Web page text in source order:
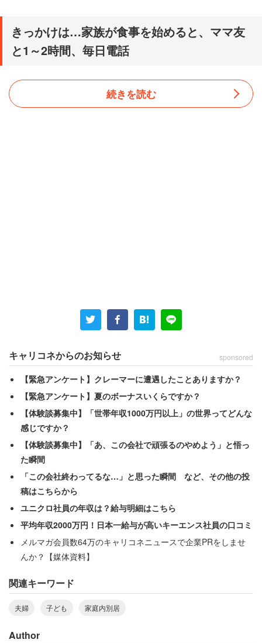
きっかけは…家族が食事を始めると、ママ友
と1～2時間、毎日電話
「夕食の準備が終わり、私と子供が食事をし始めるとママ
もなく、毎日のように話続けていました」
家庭生活を無視するような妻の行動を、夫として注意しな
いわけには行かなかっただろう。
「ある日、たまりかねて『相手も食事時で迷惑になるのと
食事が終わってから電話をしたら』と言ったことがキッカ
ケで大喧嘩になりました」
「そこから、妻に無視されるようになり、何度も離婚しよ
うと考え、19年余りが経ちました。夫婦の関係は完全に破
綻しています」
驚くことに妻の機嫌は20年近く経っても戻らなかったの
様で……
む、タバコ吸う、洗い物はシンクが、いっぱい貯まるまで
続きを読む
キャリコネからのお知らせ sponsored
【緊急アンケート】クレーマーに遭遇したことありますか？
【緊急アンケート】夏のボーナスいくらですか？
【体験談募集中】「世帯年収1000万円以上」の世界ってどんな
感じですか？
【体験談募集中】「あ、この会社で頑張るのやめよう」と悟っ
た瞬間
「この会社終わってるな…」と思った瞬間 など、その他の投
稿はこちらから
ユニクロ社員の年収は？給与明細はこちら
平均年収2000万円！日本一給与が高いキーエンス社員の口コミ
メルマガ会員数64万のキャリコネニュースで企業PRをしませ
んか？【媒体資料】
関連キーワード
夫婦 子ども 家庭内別居
Author